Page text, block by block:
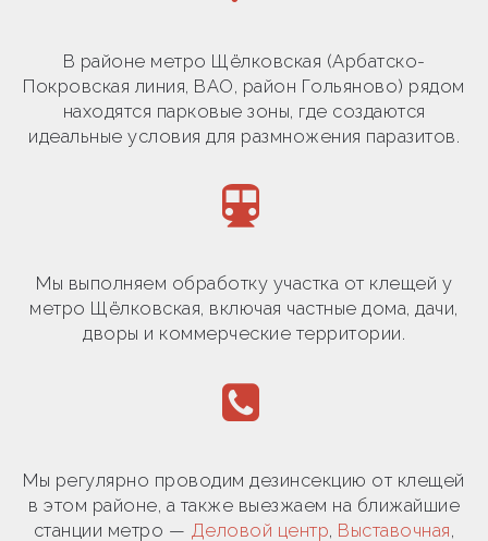
В районе метро Щёлковская (Арбатско-
Покровская линия, ВАО, район Гольяново) рядом
находятся парковые зоны, где создаются
идеальные условия для размножения паразитов.
Мы выполняем обработку участка от клещей у
метро Щёлковская, включая частные дома, дачи,
дворы и коммерческие территории.
Мы регулярно проводим дезинсекцию от клещей
в этом районе, а также выезжаем на ближайшие
станции метро — Деловой центр, Выставочная,